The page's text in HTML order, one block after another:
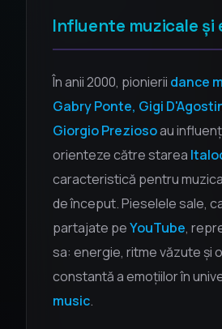
Influente muzicale și
În anii 2000, pionierii dance
Gabry Ponte, Gigi
Giorgio Preziosoau
orienteze către starea
caracteristică pentru
de început. Pieselele sale,
partajate peYouTube,
sa: energie, ritme văzute și
constantă a emoțiilor în
music.